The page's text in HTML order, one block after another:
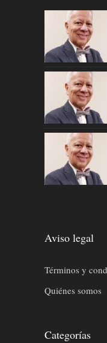
Aviso legal
Términos y
Quiénes somos
Categorías